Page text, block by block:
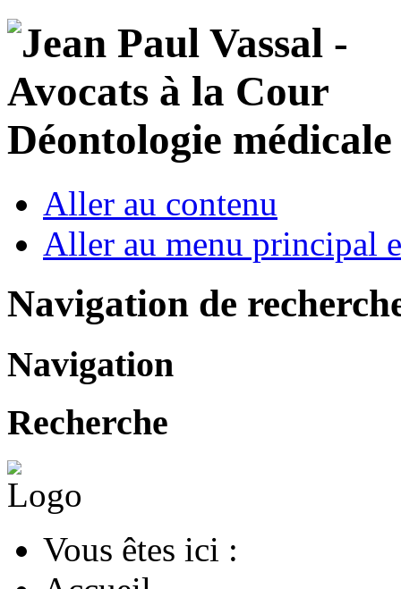
Déontologie
Aller au contenu
Aller au menu principal
Navigation de
Navigation
Recherche
Vous êtes ici :